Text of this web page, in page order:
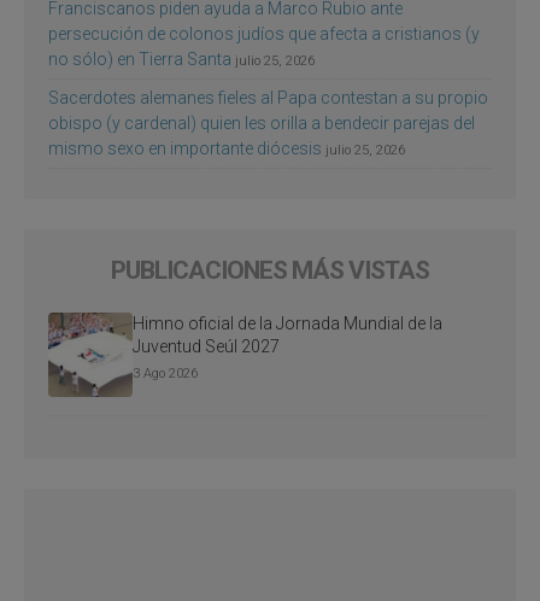
Franciscanos piden ayuda a Marco Rubio ante
persecución de colonos judíos que afecta a cristianos (y
no sólo) en Tierra Santa julio 25, 2026
Sacerdotes alemanes fieles al Papa contestan a su propio
obispo (y cardenal) quien les orilla a bendecir parejas del
mismo sexo en importante diócesis julio 25, 2026
PUBLICACIONES MÁS VISTAS
Himno oficial de la Jornada Mundial de la
Juventud Seúl 2027
3 Ago 2026